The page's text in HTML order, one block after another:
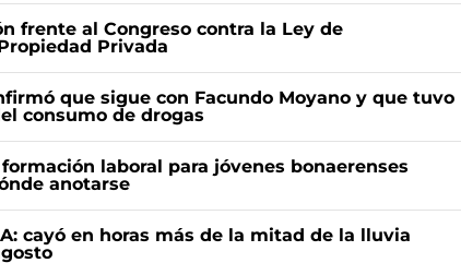
frente al Congreso contra la Ley de
Privada
que sigue con Facundo Moyano y que tuvo
consumo de drogas
laboral para jóvenes bonaerenses
anotarse
cayó en horas más de la mitad de la lluvia